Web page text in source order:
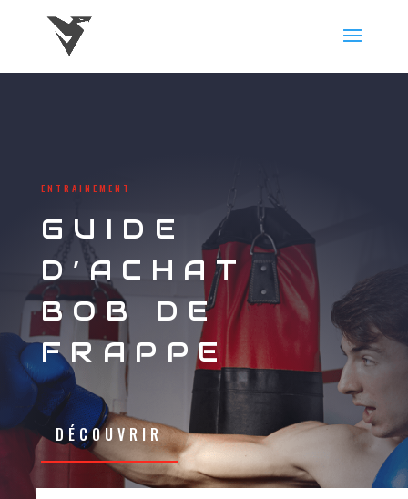
ENTRAINEMENT
GUIDE
D’ACHAT
BOB DE
FRAPPE
DÉCOUVRIR